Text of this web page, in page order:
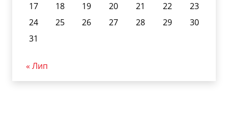
17
18 19 20 21 22
23
24
25 26 27 28 29
30
31
« Лип